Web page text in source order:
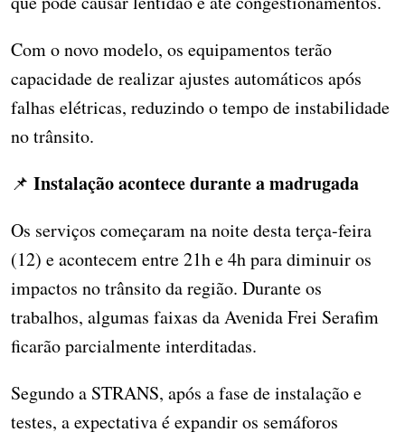
Com o novo modelo, os equipamentos terão
capacidade de realizar ajustes automáticos após
falhas elétricas, reduzindo o tempo de instabilidade
no trânsito.
📌 Instalação acontece durante a madrugada
Os serviços começaram na noite desta terça-feira
(12) e acontecem entre 21h e 4h para diminuir os
impactos no trânsito da região. Durante os
trabalhos, algumas faixas da Avenida Frei Serafim
ficarão parcialmente interditadas.
Segundo a STRANS, após a fase de instalação e
testes, a expectativa é expandir os semáforos